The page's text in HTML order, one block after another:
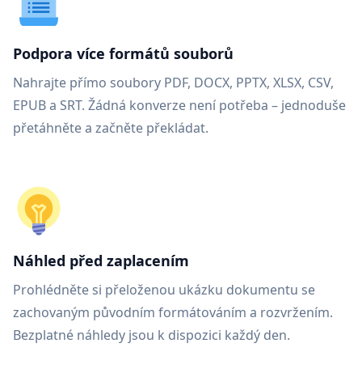
Podpora více formátů souborů
Nahrajte přímo soubory PDF, DOCX, PPTX, XLSX, CSV,
EPUB a SRT. Žádná konverze není potřeba – jednoduše
přetáhněte a začněte překládat.
Náhled před zaplacením
Prohlédněte si přeloženou ukázku dokumentu se
zachovaným původním formátováním a rozvržením.
Bezplatné náhledy jsou k dispozici každý den.